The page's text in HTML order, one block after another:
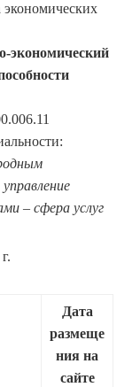
экономических
экономический
– сфера услуг
Дата
размеще
ния на
сайте